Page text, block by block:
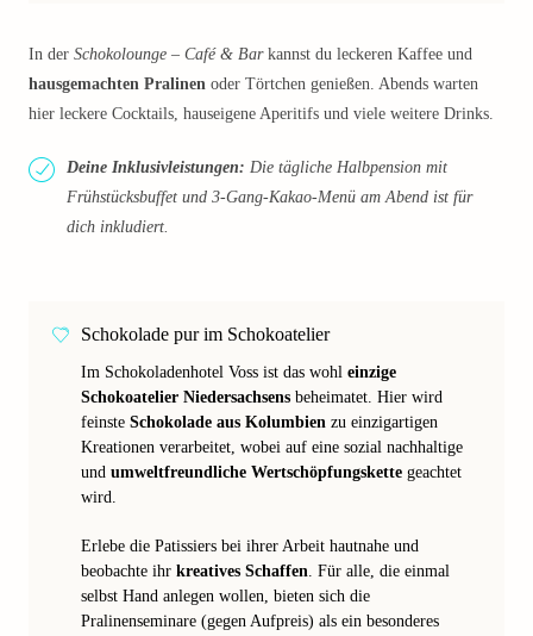
In der Schokolounge – Café & Barkannst du leckeren Kaffee und
hausgemachten Pralinen oder Törtchen genießen. Abends warten
hier leckere Cocktails, hauseigene Aperitifs und viele weitere Drinks.
Deine Inklusivleistungen: Die tägliche Halbpension mit
Frühstücksbuffet und 3-Gang-Kakao-Menü am Abend ist für
dich inkludiert.
Schokolade pur im Schokoatelier
Im Schokoladenhotel Voss ist das wohl einzige
Schokoatelier Niedersachsens beheimatet. Hier wird
feinste Schokolade aus Kolumbien zu einzigartigen
Kreationen verarbeitet, wobei auf eine sozial nachhaltige
und umweltfreundliche Wertschöpfungskette geachtet
wird.
Erlebe die Patissiers bei ihrer Arbeit hautnahe und
beobachte ihr kreatives Schaffen. Für alle, die einmal
selbst Hand anlegen wollen, bieten sich die
Pralinenseminare (gegen Aufpreis) als ein besonderes